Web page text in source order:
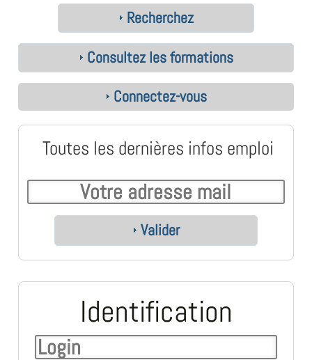
Recherchez
Consultez les formations
Connectez-vous
Toutes les dernières infos emploi
Valider
Identification